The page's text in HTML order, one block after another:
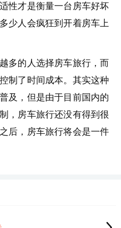
性才是衡量一台房车好坏
少人会疯狂到开着房车上
多的人选择房车旅行，而
制了时间成本。其实这种
及，但是由于目前国内的
，房车旅行还没有得到很
后，房车旅行将会是一件